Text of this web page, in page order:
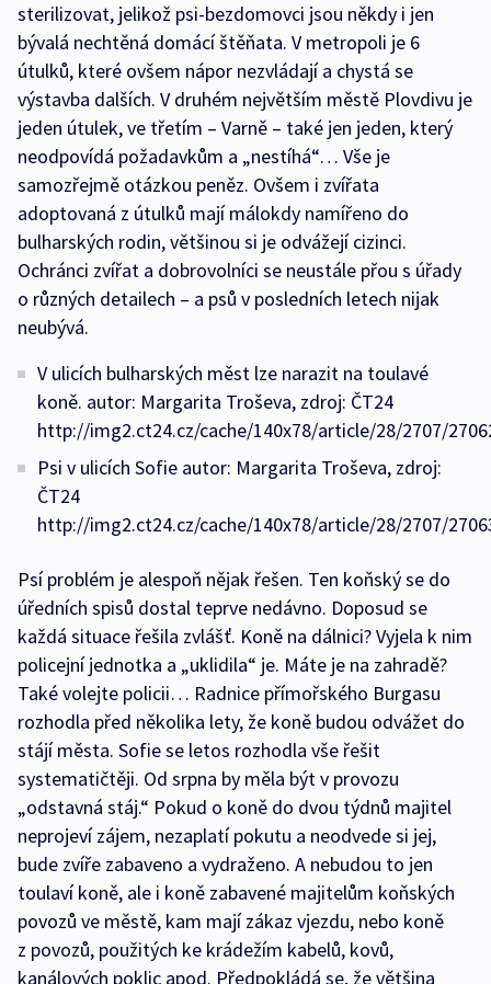
sterilizovat, jelikož psi-bezdomovci jsou někdy i jen
bývalá nechtěná domácí štěňata. V metropoli je 6
útulků, které ovšem nápor nezvládají a chystá se
výstavba dalších. V druhém největším městě Plovdivu je
jeden útulek, ve třetím – Varně – také jen jeden, který
neodpovídá požadavkům a „nestíhá“… Vše je
samozřejmě otázkou peněz. Ovšem i zvířata
adoptovaná z útulků mají málokdy namířeno do
bulharských rodin, většinou si je odvážejí cizinci.
Ochránci zvířat a dobrovolníci se neustále přou s úřady
o různých detailech – a psů v posledních letech nijak
neubývá.
V ulicích bulharských měst lze narazit na toulavé
koně. autor: Margarita Troševa, zdroj: ČT24
http://img2.ct24.cz/cache/140x78/article/28/2707/
Psi v ulicích Sofie autor: Margarita Troševa, zdroj:
ČT24
http://img2.ct24.cz/cache/140x78/article/28/2707/
Psí problém je alespoň nějak řešen. Ten koňský se do
úředních spisů dostal teprve nedávno. Doposud se
každá situace řešila zvlášť. Koně na dálnici? Vyjela k nim
policejní jednotka a „uklidila“ je. Máte je na zahradě?
Také volejte policii… Radnice přímořského Burgasu
rozhodla před několika lety, že koně budou odvážet do
stájí města. Sofie se letos rozhodla vše řešit
systematičtěji. Od srpna by měla být v provozu
„odstavná stáj.“ Pokud o koně do dvou týdnů majitel
neprojeví zájem, nezaplatí pokutu a neodvede si jej,
bude zvíře zabaveno a vydraženo. A nebudou to jen
toulaví koně, ale i koně zabavené majitelům koňských
povozů ve městě, kam mají zákaz vjezdu, nebo koně
z povozů, použitých ke krádežím kabelů, kovů,
kanálových poklic apod. Předpokládá se, že většina